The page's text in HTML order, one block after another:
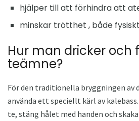
hjälper till att förhindra att
minskar trötthet , både
Hur man dricker och
teämne?
För den traditionella bryggningen av
använda ett speciellt kärl av
te, stäng hålet med handen och